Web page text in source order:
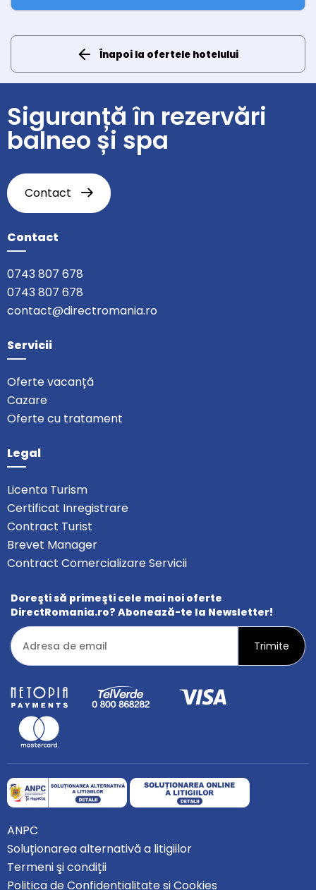
Înapoi la ofertele hotelului
Siguranță în rezervări
balneo și spa
Contact
Contact
0743 807 678
0743 807 678
contact@directromania.ro
Servicii
Oferte vacanță
Cazare
Oferte cu tratament
Legal
Licenta Turism
Certificat Inregistrare
Contract Turist
Brevet Manager
Contract Comercializare Servicii
Doreşti să primeşti cele mai noi oferte
DirectRomania.ro? Abonează-te la Newsletter!
ANPC
Soluționarea alternativă a litigiilor
Termeni şi condiții
Politica de Confidențialitate și Cookies